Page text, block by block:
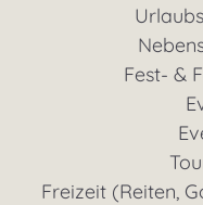
Fest- &
Freizeit (Reiten,